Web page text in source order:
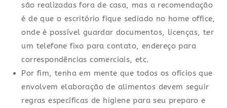
são realizadas fora de casa, mas a recomendação
é de que o escritório fique sediado no home office,
onde é possível guardar documentos, licenças, ter
um telefone fixo para contato, endereço para
correspondências comerciais, etc.
Por fim, tenha em mente que todos os ofícios que
envolvem elaboração de alimentos devem seguir
regras específicas de higiene para seu preparo e